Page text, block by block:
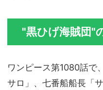
"黒ひげ海賊団"
ワンピース第1080話で
サロ」、七番船船長「